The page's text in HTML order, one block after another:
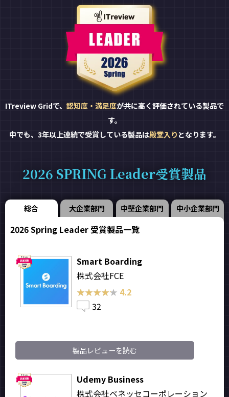
ITreview Gridで、 認知度・満足度が共に高く評価されている製品で
す。
中でも、3年以上連続で受賞している製品は殿堂入り となります。
2026 SPRING Leader受賞製品
総合 大企業部門 中堅企業部門 中小企業部門
2026 Spring Leader 受賞製品一覧
Smart Boarding
株式会社FCE
★★★★★
★★★★★ 4.2
32
製品レビューを読む
Udemy Business
株式会社ベネッセコーポレーション